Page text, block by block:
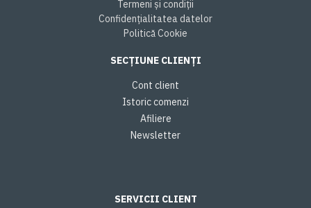
Termeni și condiții
Confidențialitatea datelor
Politică Cookie
SECȚIUNE CLIENȚI
Cont client
Istoric comenzi
Afiliere
Newsletter
SERVICII CLIENT